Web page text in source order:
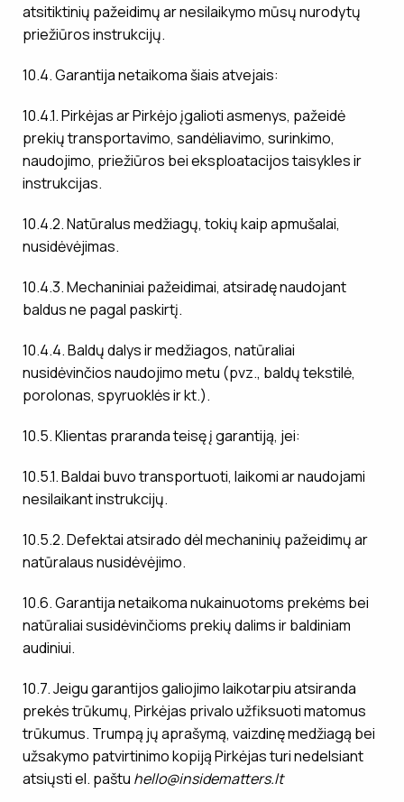
atsitiktinių pažeidimų ar nesilaikymo mūsų nurodytų
priežiūros instrukcijų.
10.4. Garantija netaikoma šiais atvejais:
10.4.1. Pirkėjas ar Pirkėjo įgalioti asmenys, pažeidė
prekių transportavimo, sandėliavimo, surinkimo,
naudojimo, priežiūros bei eksploatacijos taisykles ir
instrukcijas.
10.4.2. Natūralus medžiagų, tokių kaip apmušalai,
nusidėvėjimas.
10.4.3. Mechaniniai pažeidimai, atsiradę naudojant
baldus ne pagal paskirtį.
10.4.4. Baldų dalys ir medžiagos, natūraliai
nusidėvinčios naudojimo metu (pvz., baldų tekstilė,
porolonas, spyruoklės ir kt.).
10.5. Klientas praranda teisę į garantiją, jei:
10.5.1. Baldai buvo transportuoti, laikomi ar naudojami
nesilaikant instrukcijų.
10.5.2. Defektai atsirado dėl mechaninių pažeidimų ar
natūralaus nusidėvėjimo.
10.6. Garantija netaikoma nukainuotoms prekėms bei
natūraliai susidėvinčioms prekių dalims ir baldiniam
audiniui.
10.7. Jeigu garantijos galiojimo laikotarpiu atsiranda
prekės trūkumų, Pirkėjas privalo užfiksuoti matomus
trūkumus. Trumpą jų aprašymą, vaizdinę medžiagą bei
užsakymo patvirtinimo kopiją Pirkėjas turi nedelsiant
atsiųsti el. paštu hello@insidematters.lt